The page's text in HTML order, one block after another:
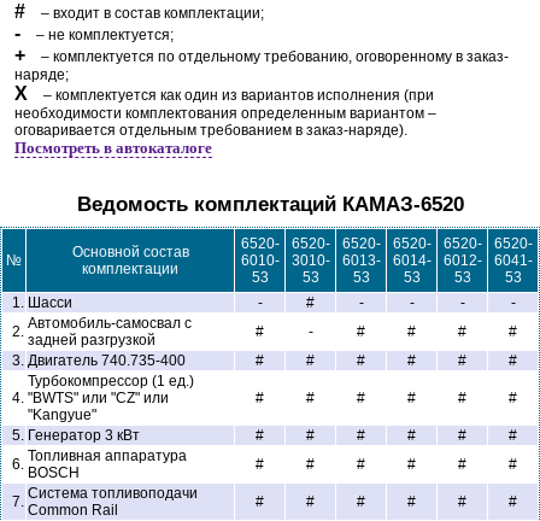
#
– входит в состав комплектации;
- – не комплектуется;
+
– комплектуется по отдельному требованию, оговоренному в заказ-
наряде;
Х
– комплектуется как один из вариантов исполнения (при
необходимости комплектования определенным вариантом –
оговаривается отдельным требованием в заказ-наряде).
Посмотреть в автокаталоге
Ведомость комплектаций КАМАЗ-6520
№
Основной состав
комплектации
6520-
6010-
53
6520-
3010-
53
6520-
6013-
53
6520-
6014-
53
6520-
6012-
53
6520-
6041-
53
1. Шасси - # - - -
-
2. Автомобиль-самосвал с
задней разгрузкой
# - # # #
#
3. Двигатель 740.735-400 # # # # # #
4.
Турбокомпрессор (1 ед.)
"BWTS" или "CZ" или
"Kangyue"
# # # # # #
5. Генератор 3 кВт # # # # #
#
6. Топливная аппаратура
BOSCH
# # # # # #
7. Система топливоподачи
Common Rail
# # # # #
#